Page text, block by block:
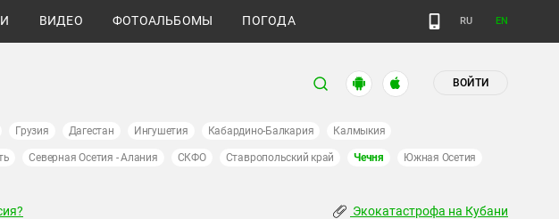
ВИДЕО ФОТОАЛЬБОМЫ ПОГОДА RU EN
ВОЙТИ
Грузия Дагестан Ингушетия Кабардино-Балкария Калмыкия
Северная Осетия - Алания СКФО Ставропольский край Чечня Южная Осетия
Экокатастрофа на Кубани